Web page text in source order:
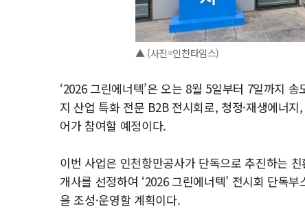
▲ (사진=인천타임스)
‘2026 그린에너텍’은 오는 8월 5일부터 7일까지
지 산업 특화 전문 B2B 전시회로, 청정·재생에너
어가 참여할 예정이다.
이번 사업은 인천항만공사가 단독으로 추진하는
개사를 선정하여 ‘2026 그린에너텍’ 전시회 단독
을 조성·운영할 계획이다.